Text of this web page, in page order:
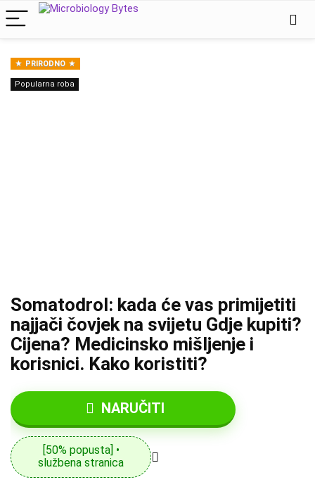
PRIRODNO
Popularna roba
Somatodrol: kada će vas primijetiti
najjači čovjek na svijetu Gdje kupiti?
Cijena? Medicinsko mišljenje i
korisnici. Kako koristiti?
NARUČITI
[50% popusta] •
službena stranica